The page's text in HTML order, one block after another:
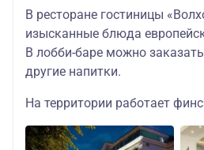
В ресторане гостиницы
изысканные блюда
В лобби-баре можно
другие напитки.
На территории работает